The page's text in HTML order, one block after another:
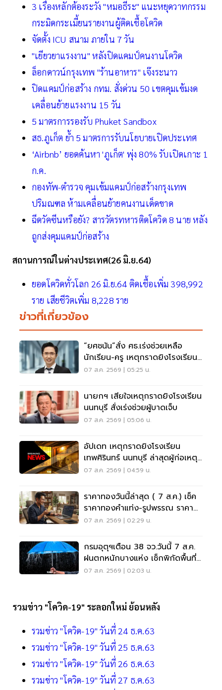
3 เรื่องหลักต้องระวัง "หมอธีระ" แนะหยุดวาทกรรม
กระมิดกระเมี้ยนรายงานผู้ติดเชื้อโควิด
จัดตั้ง ICU สนาม ภายใน 7 วัน
"เยียวยาแรงงาน" หลังปิดแคมป์คนงานโควิด
ล็อกดาวน์กรุงเทพ "ร้านอาหาร" เจ๊งระนาว
ปิดแคมป์ก่อสร้าง กทม. สั่งด่วน 50 เขตคุมเข้มงด
เคลื่อนย้ายแรงงาน 15 วัน
5 มาตรการรองรับ Phuket Sandbox
สธ.ภูเก็ต ย้ำ 5 มาตรการรับนโยบายเปิดประเทศ
‘Airbnb’ ยอดค้นหา 'ภูเก็ต' พุ่ง 80% รับเปิดเกาะ 1
ก.ค.
กองทัพ-ตำรวจ คุมเข้มแคมป์ก่อสร้างกรุงเทพ
ปริมณฑล ห้ามเคลื่อนย้ายคนงานเด็ดขาด
ฉีดวัคซีนหรือยัง? สารวัตรทหารติดโควิด 8 นาย หลัง
ถูกส่งคุมแคมป์ก่อสร้าง
สถานการณ์ในต่างประเทศ(26 มิ.ย.64)
ยอดโควิดทั่วโลก 26 มิ.ย.64 ติดเชื้อเพิ่ม 398,992
ราย เสียชีวิตเพิ่ม 8,228 ราย
ข่าวที่เกี่ยวข้อง
“ยศชนัน”สั่ง ศธ.เร่งช่วยเหลือ
นักเรียน-ครู เหตุกราดยิงโรงเรียน
นนทบุรี
07 ส.ค. 2569 | 05:25 น.
นายกฯ เสียใจเหตุกราดยิงโรงเรียน
นนทบุรี สั่งเร่งช่วยผู้บาดเจ็บ
07 ส.ค. 2569 | 05:06 น.
อัปเดท เหตุกราดยิงโรงเรียน
เทพศิรินทร์ นนทบุรี ล่าสุดผู้ก่อเหตุ
เสียชีวิตแล้ว
07 ส.ค. 2569 | 04:59 น.
ราคาทองวันนี้ล่าสุด ( 7 ส.ค.) เช็ค
ราคาทองคำแท่ง-รูปพรรณ ราคา
ขาย - รับซื้อ กี่บาท
07 ส.ค. 2569 | 02:29 น.
กรมอุตุฯเตือน 38 จว.วันนี้ 7 ส.ค.
ฝนตกหนักบางแห่ง เช็กพิกัดพื้นที่
เสี่ยงด่วน
07 ส.ค. 2569 | 02:03 น.
รวมข่าว "โควิด-19" ระลอกใหม่ ย้อนหลัง
รวมข่าว "โควิด-19" วันที่ 24 ธ.ค.63
รวมข่าว "โควิด-19" วันที่ 25 ธ.ค.63
รวมข่าว "โควิด-19" วันที่ 26 ธ.ค.63
รวมข่าว "โควิด-19" วันที่ 27 ธ.ค.63